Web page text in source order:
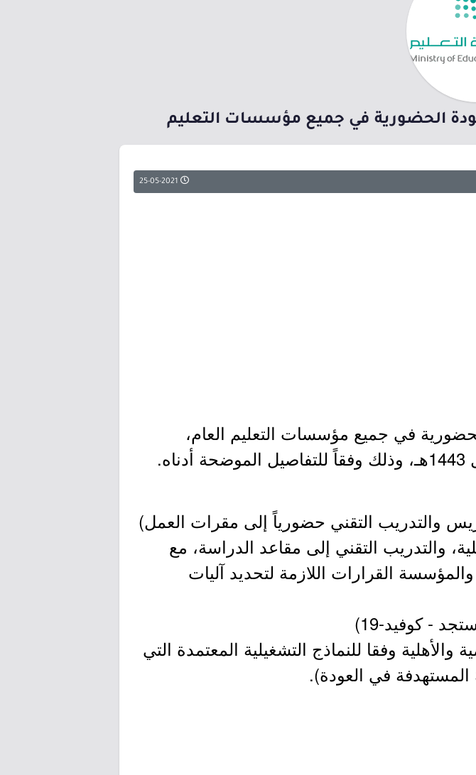
الحضورية في جميع مؤسسات التعليم
في جميع مؤسسات التعليم العام،
والتدريب التقني حضورياً إلى مقرات العمل)
والتدريب التقني إلى مقاعد الدراسة، مع
القرارات اللازمة لتحديد آليات
- كوفيد-19)
وفقا للنماذج التشغيلية المعتمدة التي
المستهدفة في العودة).